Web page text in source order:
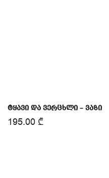
ტყავი და ვერცხლი – ვაზი
195.00 ₾